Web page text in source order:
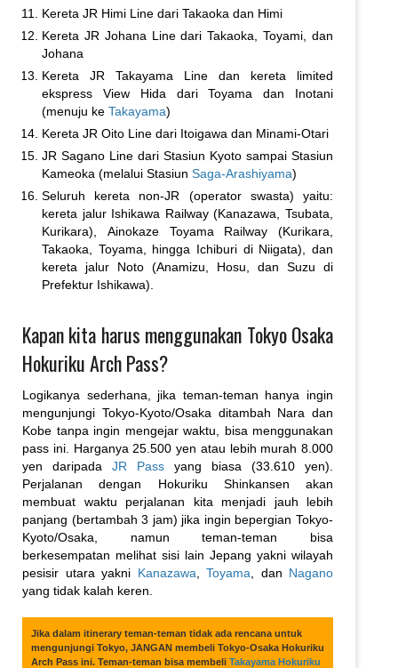
Kereta JR Himi Line dari Takaoka dan Himi
Kereta JR Johana Line dari Takaoka, Toyami, dan
Johana
Kereta JR Takayama Line dan kereta limited
ekspress View Hida dari Toyama dan Inotani
(menuju ke Takayama)
Kereta JR Oito Line dari Itoigawa dan Minami-Otari
JR Sagano Line dari Stasiun Kyoto sampai Stasiun
Kameoka (melalui Stasiun Saga-Arashiyama)
Seluruh kereta non-JR (operator swasta) yaitu:
kereta jalur Ishikawa Railway (Kanazawa, Tsubata,
Kurikara), Ainokaze Toyama Railway (Kurikara,
Takaoka, Toyama, hingga Ichiburi di Niigata), dan
kereta jalur Noto (Anamizu, Hosu, dan Suzu di
Prefektur Ishikawa).
Kapan kita harus menggunakan Tokyo Osaka
Hokuriku Arch Pass?
Logikanya sederhana, jika teman-teman hanya ingin
mengunjungi Tokyo-Kyoto/Osaka ditambah Nara dan
Kobe tanpa ingin mengejar waktu, bisa menggunakan
pass ini. Harganya 25.500 yen atau lebih murah 8.000
yen daripada JR Pass yang biasa (33.610 yen).
Perjalanan dengan Hokuriku Shinkansen akan
membuat waktu perjalanan kita menjadi jauh lebih
panjang (bertambah 3 jam) jika ingin bepergian Tokyo-
Kyoto/Osaka, namun teman-teman bisa
berkesempatan melihat sisi lain Jepang yakni wilayah
pesisir utara yakni Kanazawa Toyama , dan Nagano
yang tidak kalah keren.
Jika dalam itinerary teman-teman tidak ada rencana untuk
mengunjungi Tokyo, JANGAN membeli Tokyo-Osaka Hokuriku
Arch Pass ini. Teman-teman bisa membeli Takayama Hokuriku